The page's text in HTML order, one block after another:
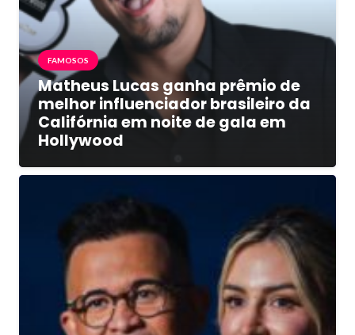
FAMOSOS
Matheus Lucas ganha prêmio de
melhor influenciador brasileiro da
Califórnia em noite de gala em
Hollywood